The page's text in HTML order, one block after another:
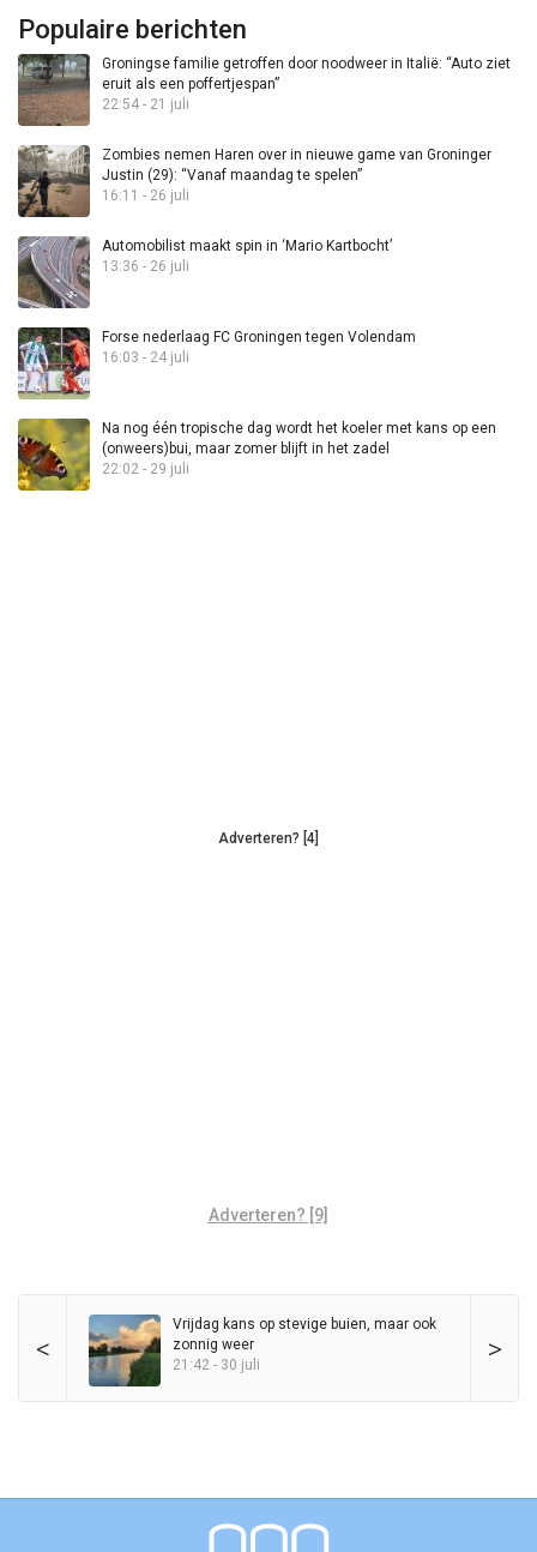
Populaire berichten
Groningse familie getroffen door noodweer in Italië: “Auto ziet
eruit als een poffertjespan”
22:54 - 21 juli
Zombies nemen Haren over in nieuwe game van Groninger
Justin (29): “Vanaf maandag te spelen”
16:11 - 26 juli
Automobilist maakt spin in ‘Mario Kartbocht’
13:36 - 26 juli
Forse nederlaag FC Groningen tegen Volendam
16:03 - 24 juli
Na nog één tropische dag wordt het koeler met kans op een
(onweers)bui, maar zomer blijft in het zadel
22:02 - 29 juli
Adverteren? [4]
Adverteren? [9]
< >
Vrijdag kans op stevige buien, maar ook
zonnig weer
21:42 - 30 juli